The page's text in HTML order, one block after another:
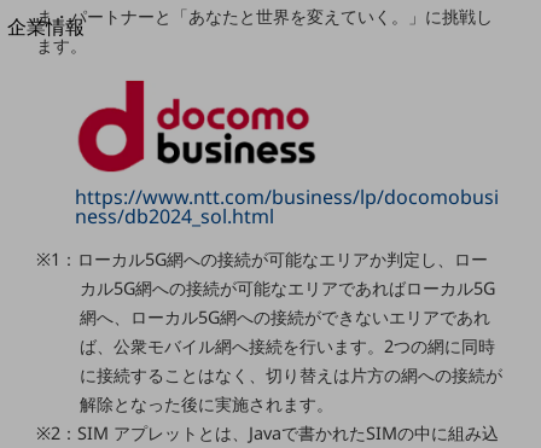
別ウィンドウで開きます
企業情報
企業情報TOP
会社案内TOP
グループ会社
会社案内パンフレット
ニュースルーム
ニュースルームTOP
ま・パートナーと「あなたと世界を変えていく。」に挑戦し
ます。
https://www.ntt.com/business/lp/docomobusi
ness/db2024_sol.html
※1：ローカル5G網への接続が可能なエリアか判定し、ロー
カル5G網への接続が可能なエリアであればローカル5G
網へ、ローカル5G網への接続ができないエリアであれ
ば、公衆モバイル網へ接続を行います。2つの網に同時
に接続することはなく、切り替えは片方の網への接続が
解除となった後に実施されます。
※2：SIM アプレットとは、Javaで書かれたSIMの中に組み込